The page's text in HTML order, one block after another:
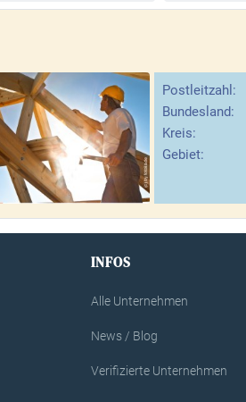
Postleitzahl:
Bundesland:
Kreis:
Gebiet:
INFOS
Alle Unternehmen
News / Blog
Verifizierte Unternehmen